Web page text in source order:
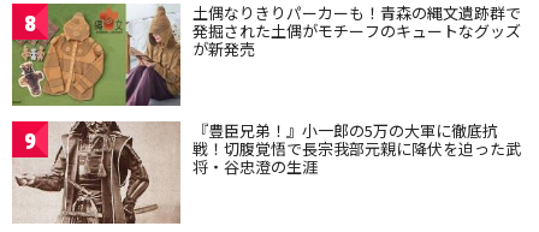
8 土偶なりきりパーカーも！青森の縄文遺跡群で
発掘された土偶がモチーフのキュートなグッズ
が新発売
9 『豊臣兄弟！』小一郎の5万の大軍に徹底抗
戦！切腹覚悟で長宗我部元親に降伏を迫った武
将・谷忠澄の生涯